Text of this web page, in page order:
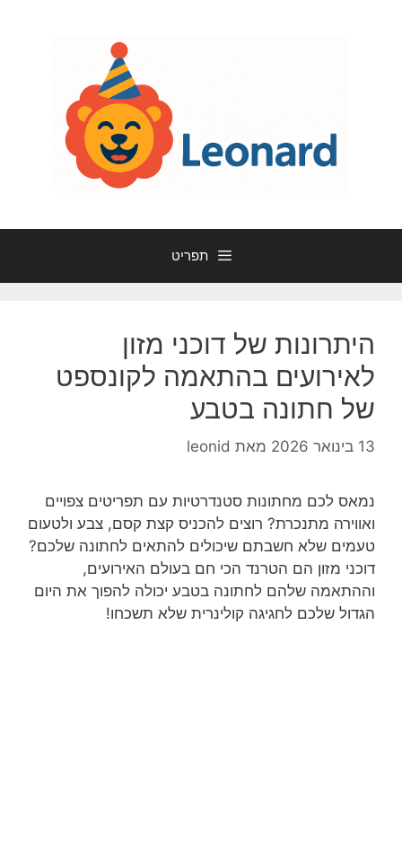
תפריט
היתרונות של דוכני מזון
לאירועים בהתאמה לקונספט
של חתונה בטבע
13 בינואר 2026 מאת leonid
נמאס לכם מחתונות סטנדרטיות עם תפריטים צפויים
ואווירה מתנכרת? רוצים להכניס קצת קסם, צבע ולטעום
טעמים שלא חשבתם שיכולים להתאים לחתונה שלכם?
דוכני מזון הם הטרנד הכי חם בעולם האירועים,
וההתאמה שלהם לחתונה בטבע יכולה להפוך את היום
הגדול שלכם לחגיגה קולינרית שלא תשכחו!